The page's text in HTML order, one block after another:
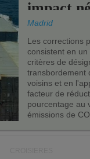
impact
les ports
Madrid
Les corrections
consistent en
critères de
transbordement
voisins et en
facteur de
pourcentage au
émissions de